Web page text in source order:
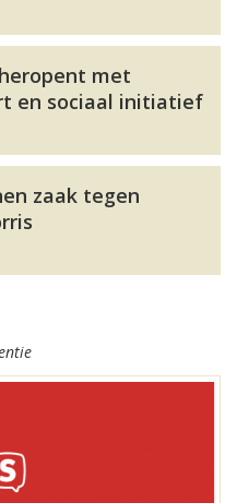
met
en sociaal initiatief
zaak tegen